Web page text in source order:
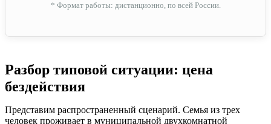
* Формат работы: дистанционно, по всей России.
Разбор типовой ситуации: цена
бездействия
Представим распространенный сценарий. Семья из трех
человек проживает в муниципальной двухкомнатной